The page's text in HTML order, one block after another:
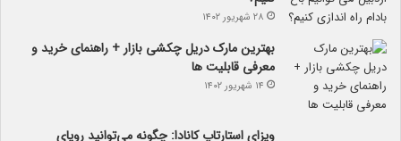
بهترین مارک دریل چکشی بازار + راهنمای خرید و
معرفی قابلیت ها
۱۴ شهریور ۱۴۰۲
ویزای استارتاپ کانادا: چگونه می‌توانید رویای
۵ مرداد ۱۴۰۲